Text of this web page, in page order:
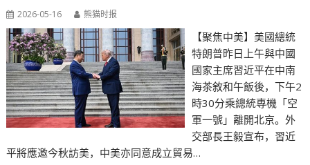
2026-05-16 熊猫时报
【聚焦中美】美國總統
特朗普昨日上午與中國
國家主席習近平在中南
海茶敘和午飯後，下午2
時30分乘總統專機「空
軍一號」離開北京。外
交部長王毅宣布，習近
平將應邀今秋訪美，中美亦同意成立貿易…